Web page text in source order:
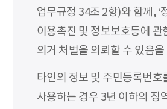
업무규정 34조 2항)와 함께, ‘
이용촉진 및 정보보호등에 관
의거 처벌을 의뢰할 수 있음
타인의 정보 및 주민등록번호
사용하는 경우 3년 이하의 징